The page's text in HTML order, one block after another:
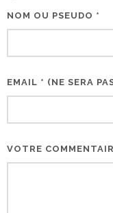
NOM OU PSEUDO *
EMAIL * (NE SERA
VOTRE